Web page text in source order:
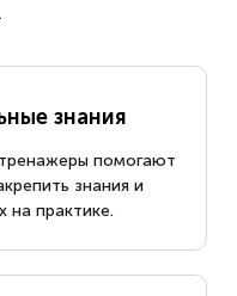
знания
помогают
знания и
на практике.